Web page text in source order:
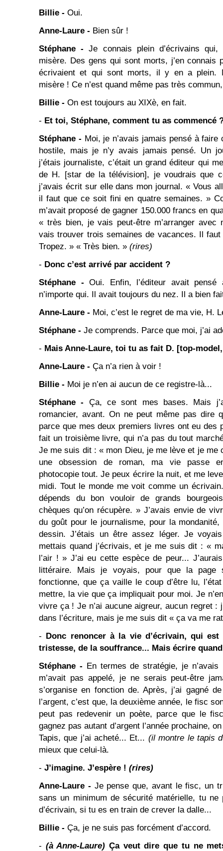
Billie - Oui.
Anne-Laure - Bien sûr !
Stéphane - Je connais plein d’écrivains
misère. Des gens qui sont morts, j’en connais
écrivaient et qui sont morts, il y en a plein.
misère ! Ce n’est quand même pas très
Billie - On est toujours au XIXè, en fait.
- Et toi, Stéphane, comment tu as commencé
Stéphane - Moi, je n’avais jamais pensé à faire
hostile, mais je n’y avais jamais pensé. Un
j’étais journaliste, c’était un grand éditeur qui
de H. [star de la télévision], je voudrais que
j’avais écrit sur elle dans mon journal. « Vous
il faut que ce soit fini en quatre semaines. »
m’avait proposé de gagner 150.000 francs en
« très bien, je vais peut-être m’arranger avec
vais trouver trois semaines de vacances. Il
Tropez. » « Très bien. » (rires)
- Donc c’est arrivé par accident ?
Stéphane - Oui. Enfin, l’éditeur avait
n’importe qui. Il avait toujours du nez. Il a bien
Anne-Laure - Moi, c’est le regret de ma vie, H.
Stéphane - Je comprends. Parce que moi, j’ai
- Mais Anne-Laure, toi tu as fait D. [top-
Anne-Laure - Ça n’a rien à voir !
Billie - Moi je n’en ai aucun de ce registre-là...
Stéphane - Ça, ce sont mes bases. Mais
romancier, avant. On ne peut même pas dire
parce que mes deux premiers livres ont eu des
fait un troisième livre, qui n’a pas du tout
Je me suis dit : « mon Dieu, je me lève et je me
une obsession de roman, ma vie passe
photocopie tout. Je peux écrire la nuit, et me
midi. Tout le monde me voit comme un
dépends du bon vouloir de grands
chèques qu’on récupère. » J’avais envie de
du goût pour le journalisme, pour la
dessin. J’étais un être assez léger. Je
mettais quand j’écrivais, et je me suis dit : «
l’air ! » J’ai eu cette espèce de peur...
littéraire. Mais je voyais, pour que la page
fonctionne, que ça vaille le coup d’être lu,
mettre, la vie que ça impliquait pour moi. Je
vivre ça ! Je n’ai aucune aigreur, aucun regret :
dans l’écriture, mais je me suis dit « ça va me
- Donc renoncer à la vie d’écrivain, qui
tristesse, de la souffrance... Mais écrire
Stéphane - En termes de stratégie, je
m’avait pas appelé, je ne serais peut-être
s’organise en fonction de. Après, j’ai gagné
l’argent, c’est que, la deuxième année, le fisc
peut pas redevenir un poète, parce que le
gagnez pas autant d’argent l’année prochaine,
Tapis, que j’ai acheté... Et... (il montre le tapis
mieux que celui-là.
- J’imagine. J’espère ! (rires)
Anne-Laure - Je pense que, avant le fisc, un
sans un minimum de sécurité matérielle, tu ne
d’écrivain, si tu es en train de crever la dalle...
Billie - Ça, je ne suis pas forcément d’accord.
- (à Anne-Laure)Ça veut dire que tu ne